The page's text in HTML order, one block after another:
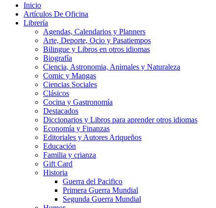
Inicio
Artículos De Oficina
Librería
Agendas, Calendarios y Planners
Arte, Deporte, Ocio y Pasatiempos
Bilingue y Libros en otros idiomas
Biografía
Ciencia, Astronomia, Animales y Naturaleza
Comic y Mangas
Ciencias Sociales
Clásicos
Cocina y Gastronomía
Destacados
Diccionarios y Libros para aprender otros idiomas
Economía y Finanzas
Editoriales y Autores Ariqueños
Educación
Familia y crianza
Gift Card
Historia
Guerra del Pacifico
Primera Guerra Mundial
Segunda Guerra Mundial